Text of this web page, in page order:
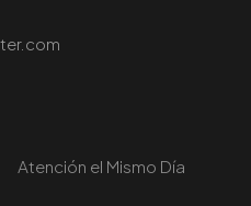
Atención el Mismo Día